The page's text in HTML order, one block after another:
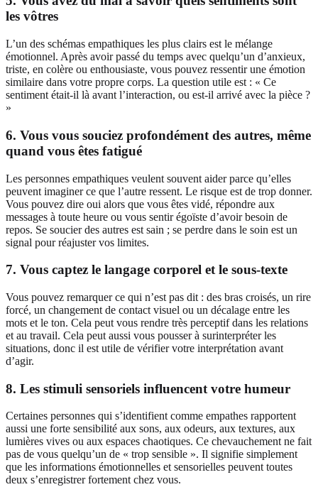
les vôtres
L’un des schémas empathiques les plus clairs est le mélange
émotionnel. Après avoir passé du temps avec quelqu’un d’anxieux,
triste, en colère ou enthousiaste, vous pouvez ressentir une émotion
similaire dans votre propre corps. La question utile est : « Ce
sentiment était-il là avant l’interaction, ou est-il arrivé avec la pièce ?
»
6. Vous vous souciez profondément des autres, même
quand vous êtes fatigué
Les personnes empathiques veulent souvent aider parce qu’elles
peuvent imaginer ce que l’autre ressent. Le risque est de trop donner.
Vous pouvez dire oui alors que vous êtes vidé, répondre aux
messages à toute heure ou vous sentir égoïste d’avoir besoin de
repos. Se soucier des autres est sain ; se perdre dans le soin est un
signal pour réajuster vos limites.
7. Vous captez le langage corporel et le sous-texte
Vous pouvez remarquer ce qui n’est pas dit : des bras croisés, un rire
forcé, un changement de contact visuel ou un décalage entre les
mots et le ton. Cela peut vous rendre très perceptif dans les relations
et au travail. Cela peut aussi vous pousser à surinterpréter les
situations, donc il est utile de vérifier votre interprétation avant
d’agir.
8. Les stimuli sensoriels influencent votre humeur
Certaines personnes qui s’identifient comme empathes rapportent
aussi une forte sensibilité aux sons, aux odeurs, aux textures, aux
lumières vives ou aux espaces chaotiques. Ce chevauchement ne fait
pas de vous quelqu’un de « trop sensible ». Il signifie simplement
que les informations émotionnelles et sensorielles peuvent toutes
deux s’enregistrer fortement chez vous.